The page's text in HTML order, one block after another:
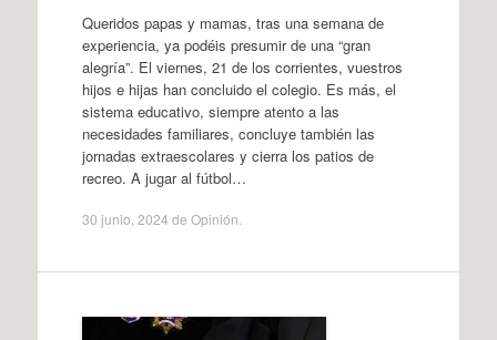
Queridos papas y mamas, tras una semana de
experiencia, ya podéis presumir de una “gran
alegría”. El viernes, 21 de los corrientes, vuestros
hijos e hijas han concluido el colegio. Es más, el
sistema educativo, siempre atento a las
necesidades familiares, concluye también las
jornadas extraescolares y cierra los patios de
recreo. A jugar al fútbol…
30 junio, 2024 de Opinión